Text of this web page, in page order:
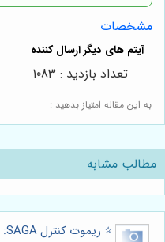
مشخصات
به این مقاله امتیاز بدهید :
تعداد بازدید : 1083
مطالب مشابه
⭐️ ریموت کنترل SAGA: راهنمای جامع انتخاب و خرید + 🏗️